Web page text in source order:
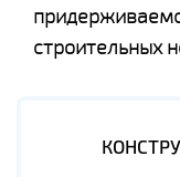
строительных